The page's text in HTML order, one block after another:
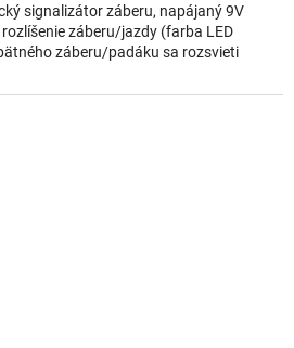
signalizátor záberu, napájaný 9V
záberu/jazdy (farba LED
záberu/padáku sa rozsvieti